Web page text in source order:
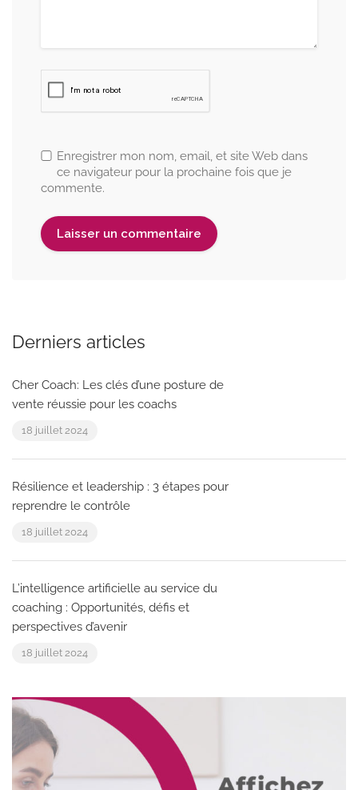
Enregistrer mon nom, email, et site Web dans
ce navigateur pour la prochaine fois que je
commente.
Derniers articles
Cher Coach: Les clés d’une posture de
vente réussie pour les coachs
18 juillet 2024
Résilience et leadership : 3 étapes pour
reprendre le contrôle
18 juillet 2024
L’intelligence artificielle au service du
coaching : Opportunités, défis et
perspectives d’avenir
18 juillet 2024